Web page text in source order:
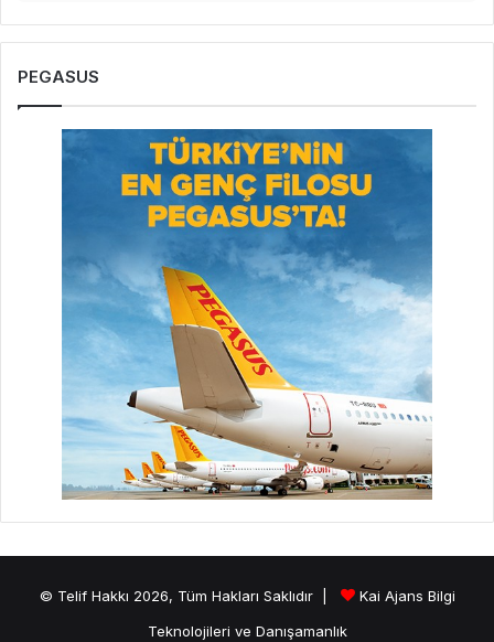
PEGASUS
© Telif Hakkı 2026, Tüm Hakları Saklıdır |
Kai Ajans Bilgi
Teknolojileri ve Danışamanlık